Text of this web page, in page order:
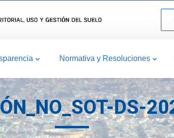
Normativa y Resoluciones
DS-